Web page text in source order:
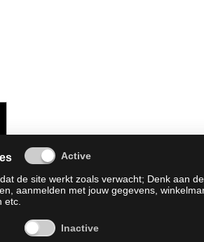
de site werkt zoals verwacht; Denk aan
aanmelden met jouw gegevens,
etc.